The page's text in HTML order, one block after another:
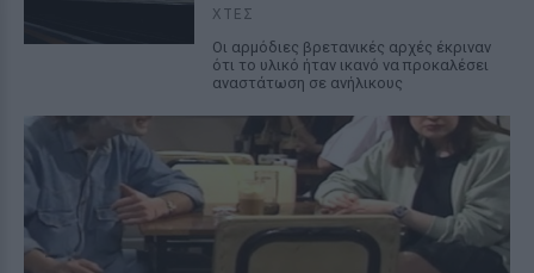
ΧΤΕΣ
Οι αρμόδιες βρετανικές αρχές έκριναν
ότι το υλικό ήταν ικανό να προκαλέσει
αναστάτωση σε ανήλικους